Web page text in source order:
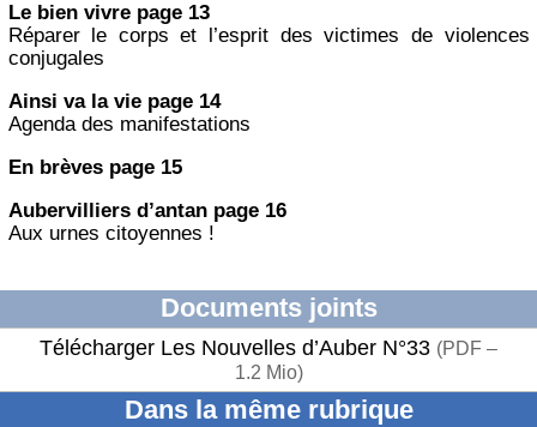
Le bien vivre page 13
Réparer le corps et l’esprit des victimes de violences
conjugales
Ainsi va la vie page 14
Agenda des manifestations
En brèves page 15
Aubervilliers d’antan page 16
Aux urnes citoyennes !
Documents joints
Télécharger Les Nouvelles d’Auber N°33 (PDF –
1.2 Mio)
Dans la même rubrique